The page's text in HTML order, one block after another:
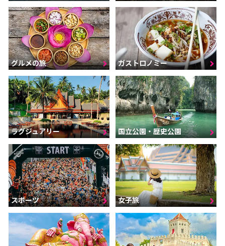
グルメの旅 ガストロノミー
ラグジュアリー 国立公園・歴史公園
スポーツ 女子旅